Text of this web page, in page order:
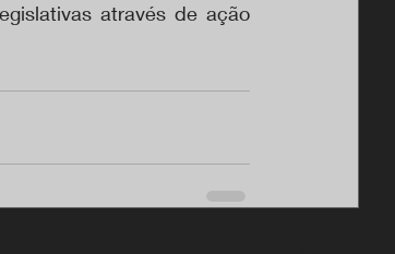
através de ação